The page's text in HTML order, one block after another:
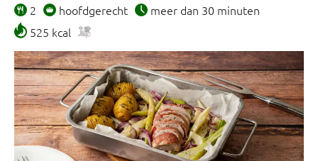
2 hoofdgerecht
meer dan 30 minuten
525 kcal